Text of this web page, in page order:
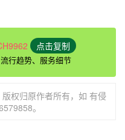
就是一个不错的方式。找
餐厅，事先在餐厅订好位
好用什么样的
或
以提前邀请一位钢琴师或
样既可以调节气氛，又能
点击复制
行趋势、服务细节
权归原作者所有，如 有侵
。